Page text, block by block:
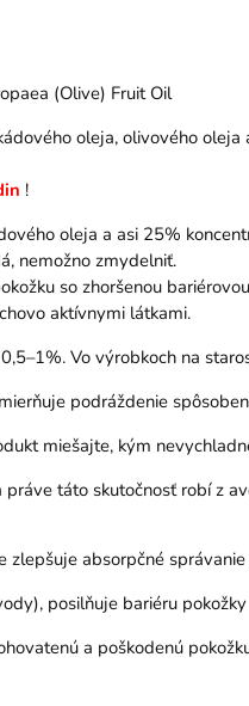
(Olive) Fruit Oil
oleja, olivového
!
oleja a asi 25%
nemožno zmydelniť.
so zhoršenou
aktívnymi látkami.
Vo výrobkoch na
podráždenie
miešajte, kým
táto skutočnosť robí z
zlepšuje absorpčné správanie
posilňuje bariéru
a poškodenú